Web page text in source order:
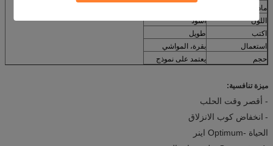
مادة
اللون
أسود
اكتب
طويل
استعمال
بقرة، المواشي
حجم
يعتمد على نموذج
ميزة تنافسية:
- أقصر وقت الحلب
- انخفاض كوب الانزلاق
الحياة -Optimum اينر